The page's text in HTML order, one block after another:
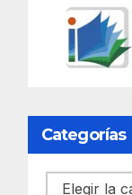
Categorías
Categorías